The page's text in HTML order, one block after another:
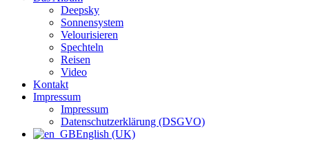
Deepsky
Sonnensystem
Velourisieren
Spechteln
Reisen
Video
Kontakt
Impressum
Impressum
Datenschutzerklärung (DSGVO)
English (UK)